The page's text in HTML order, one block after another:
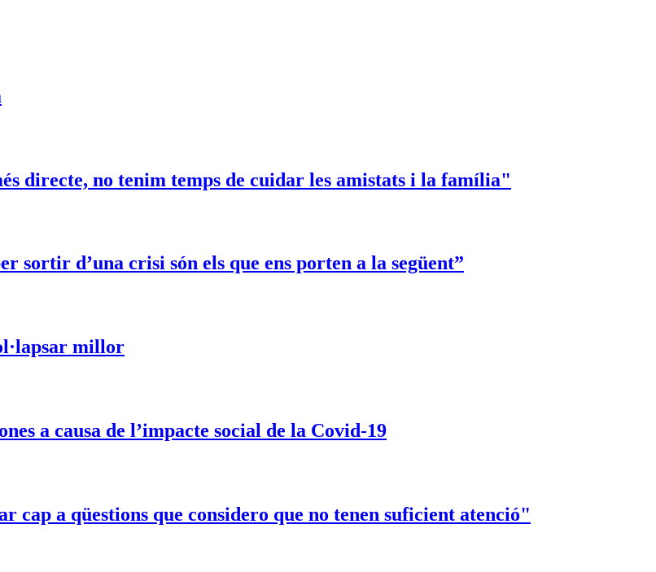
directe, no tenim temps de cuidar les amistats i la família"
sortir d’una crisi són els que ens porten a la següent”
millor
a causa de l’impacte social de la Covid-19
a qüestions que considero que no tenen suficient atenció"